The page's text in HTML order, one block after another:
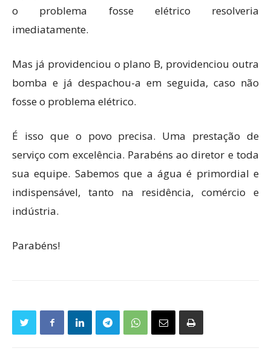
o problema fosse elétrico resolveria
imediatamente.
Mas já providenciou o plano B, providenciou outra
bomba e já despachou-a em seguida, caso não
fosse o problema elétrico.
É isso que o povo precisa. Uma prestação de
serviço com excelência. Parabéns ao diretor e toda
sua equipe. Sabemos que a água é primordial e
indispensável, tanto na residência, comércio e
indústria.
Parabéns!